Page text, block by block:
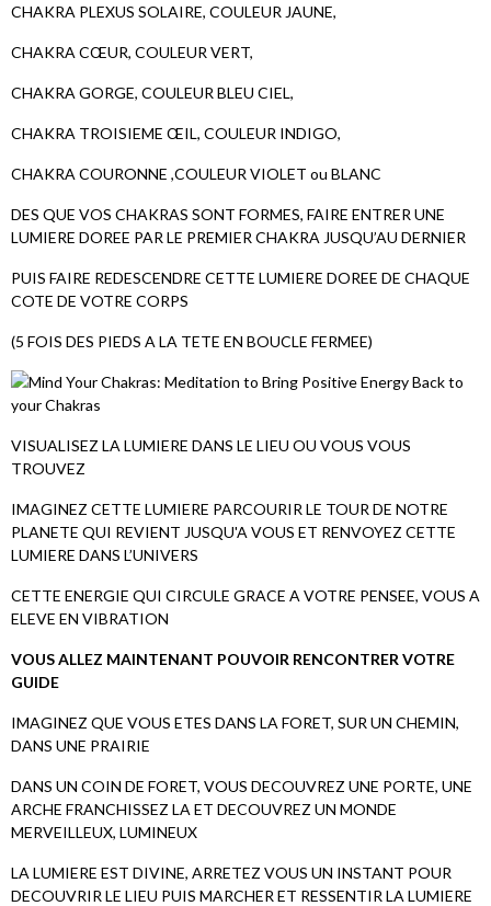
CHAKRA PLEXUS SOLAIRE, COULEUR JAUNE,
CHAKRA CŒUR, COULEUR VERT,
CHAKRA GORGE, COULEUR BLEU CIEL,
CHAKRA TROISIEME ŒIL, COULEUR INDIGO,
CHAKRA COURONNE ,COULEUR VIOLET ou BLANC
DES QUE VOS CHAKRAS SONT FORMES, FAIRE ENTRER UNE
LUMIERE DOREE PAR LE PREMIER CHAKRA JUSQU’AU DERNIER
PUIS FAIRE REDESCENDRE CETTE LUMIERE DOREE DE CHAQUE
COTE DE VOTRE CORPS
(5 FOIS DES PIEDS A LA TETE EN BOUCLE FERMEE)
VISUALISEZ LA LUMIERE DANS LE LIEU OU VOUS VOUS
TROUVEZ
IMAGINEZ CETTE LUMIERE PARCOURIR LE TOUR DE NOTRE
PLANETE QUI REVIENT JUSQU'A VOUS ET RENVOYEZ CETTE
LUMIERE DANS L’UNIVERS
CETTE ENERGIE QUI CIRCULE GRACE A VOTRE PENSEE, VOUS A
ELEVE EN VIBRATION
VOUS ALLEZ MAINTENANT POUVOIR RENCONTRER VOTRE
GUIDE
IMAGINEZ QUE VOUS ETES DANS LA FORET, SUR UN CHEMIN,
DANS UNE PRAIRIE
DANS UN COIN DE FORET, VOUS DECOUVREZ UNE PORTE, UNE
ARCHE FRANCHISSEZ LA ET DECOUVREZ UN MONDE
MERVEILLEUX, LUMINEUX
LA LUMIERE EST DIVINE, ARRETEZ VOUS UN INSTANT POUR
DECOUVRIR LE LIEU PUIS MARCHER ET RESSENTIR LA LUMIERE